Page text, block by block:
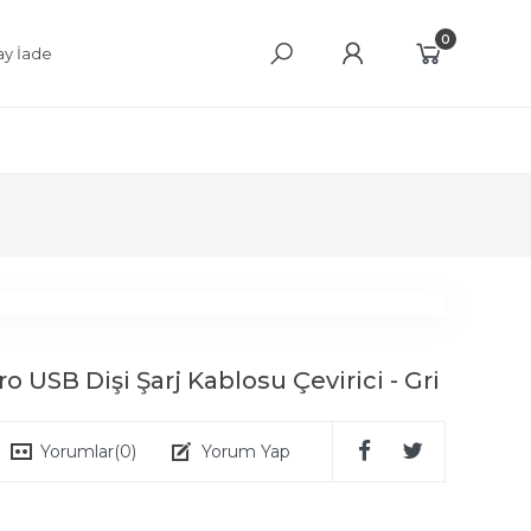
İade
0
USB Dişi Şarj Kablosu Çevirici - Gri
Yorumlar(0) Yorum Yap